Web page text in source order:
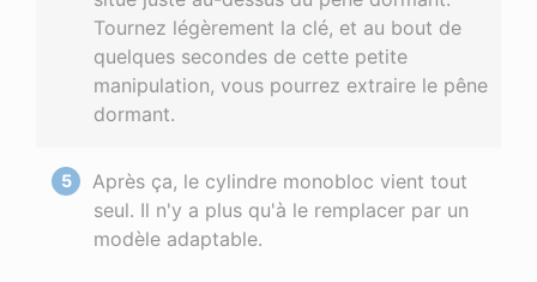
Tournez légèrement la clé, et au bout de
quelques secondes de cette petite
manipulation, vous pourrez extraire le pêne
dormant.
Après ça, le cylindre monobloc vient tout
seul. Il n'y a plus qu'à le remplacer par un
modèle adaptable.